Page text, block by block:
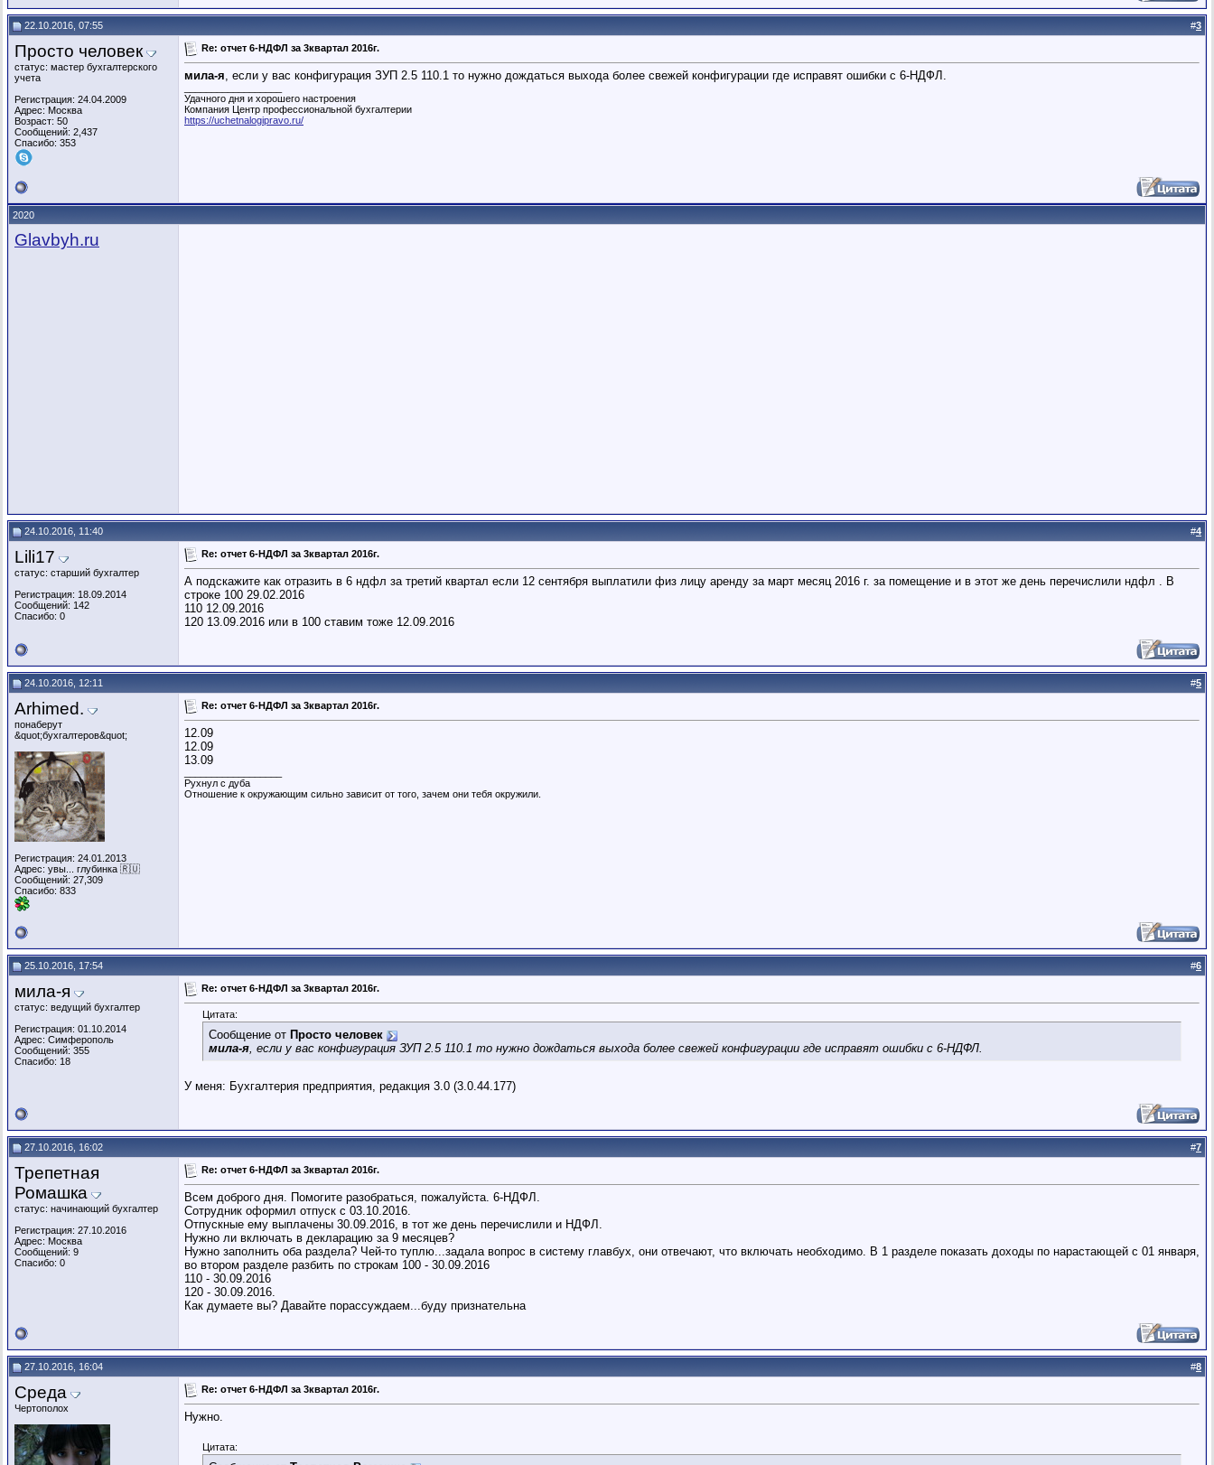
22.10.2016, 07:55 #3
Просто человек
статус: мастер бухгалтерского
учета
Регистрация: 24.04.2009
Адрес: Москва
Возраст: 50
Сообщений: 2,437
Спасибо: 353
Re: отчет 6-НДФЛ за 3квартал 2016г.
мила-я, если у вас конфигурация ЗУП 2.5 110.1 то нужно дождаться выхода более свежей конфигурации где исправят ошибки с 6-НДФЛ.
Удачного дня и хорошего настроения
Компания Центр профессиональной бухгалтерии
https://uchetnalogipravo.ru/
2020
Glavbyh.ru
24.10.2016, 11:40 #4
Lili17
статус: старший бухгалтер
Регистрация: 18.09.2014
Сообщений: 142
Спасибо: 0
Re: отчет 6-НДФЛ за 3квартал 2016г.
А подскажите как отразить в 6 ндфл за третий квартал если 12 сентября выплатили физ лицу аренду за март месяц 2016 г. за помещение и в этот же день перечислили ндфл . В
строке 100 29.02.2016
110 12.09.2016
120 13.09.2016 или в 100 ставим тоже 12.09.2016
24.10.2016, 12:11 #5
Arhimed.
понаберут
&quot;бухгалтеров&quot;
Регистрация: 24.01.2013
Адрес: увы... глубинка 🇷🇺
Сообщений: 27,309
Спасибо: 833
Re: отчет 6-НДФЛ за 3квартал 2016г.
12.09
12.09
13.09
Рухнул с дуба
Отношение к окружающим сильно зависит от того, зачем они тебя окружили.
25.10.2016, 17:54 #6
мила-я
статус: ведущий бухгалтер
Регистрация: 01.10.2014
Адрес: Симферополь
Сообщений: 355
Спасибо: 18
Re: отчет 6-НДФЛ за 3квартал 2016г.
Цитата:
Сообщение от Просто человек
мила-я, если у вас конфигурация ЗУП 2.5 110.1 то нужно дождаться выхода более свежей конфигурации где исправят ошибки с 6-НДФЛ.
У меня: Бухгалтерия предприятия, редакция 3.0 (3.0.44.177)
27.10.2016, 16:02 #7
Трепетная
Ромашка
статус: начинающий бухгалтер
Регистрация: 27.10.2016
Адрес: Москва
Сообщений: 9
Спасибо: 0
Re: отчет 6-НДФЛ за 3квартал 2016г.
Всем доброго дня. Помогите разобраться, пожалуйста. 6-НДФЛ.
Сотрудник оформил отпуск с 03.10.2016.
Отпускные ему выплачены 30.09.2016, в тот же день перечислили и НДФЛ.
Нужно ли включать в декларацию за 9 месяцев?
Нужно заполнить оба раздела? Чей-то туплю...задала вопрос в систему главбух, они отвечают, что включать необходимо. В 1 разделе показать доходы по нарастающей с 01 января,
во втором разделе разбить по строкам 100 - 30.09.2016
110 - 30.09.2016
120 - 30.09.2016.
Как думаете вы? Давайте порассуждаем...буду признательна
27.10.2016, 16:04 #8
Среда
Чертополох
Re: отчет 6-НДФЛ за 3квартал 2016г.
Нужно.
Цитата: